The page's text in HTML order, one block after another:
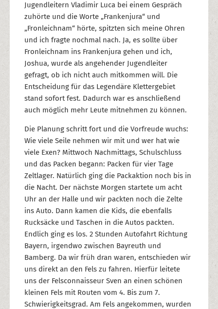
Jugendleitern Vladimir Luca bei einem Gespräch
zuhörte und die Worte „Frankenjura“ und
„Fronleichnam“ hörte, spitzten sich meine Ohren
und ich fragte nochmal nach. Ja, es sollte über
Fronleichnam ins Frankenjura gehen und ich,
Joshua, wurde als angehender Jugendleiter
gefragt, ob ich nicht auch mitkommen will. Die
Entscheidung für das Legendäre Klettergebiet
stand sofort fest. Dadurch war es anschließend
auch möglich mehr Leute mitnehmen zu können.
Die Planung schritt fort und die Vorfreude wuchs:
Wie viele Seile nehmen wir mit und wer hat wie
viele Exen? Mittwoch Nachmittags, Schulschluss
und das Packen begann: Packen für vier Tage
Zeltlager. Natürlich ging die Packaktion noch bis in
die Nacht. Der nächste Morgen startete um acht
Uhr an der Halle und wir packten noch die Zelte
ins Auto. Dann kamen die Kids, die ebenfalls
Rucksäcke und Taschen in die Autos packten.
Endlich ging es los. 2 Stunden Autofahrt Richtung
Bayern, irgendwo zwischen Bayreuth und
Bamberg. Da wir früh dran waren, entschieden wir
uns direkt an den Fels zu fahren. Hierfür leitete
uns der Felsconnaisseur Sven an einen schönen
kleinen Fels mit Routen vom 4. Bis zum 7.
Schwierigkeitsgrad. Am Fels angekommen, wurden